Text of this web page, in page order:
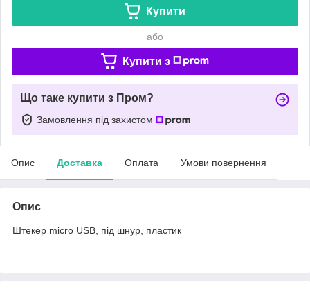
Купити
або
Купити з
Що таке купити з Пром?
Замовлення під захистом
Опис Доставка Оплата Умови повернення
Опис
Штекер miсro USB, під шнур, пластик